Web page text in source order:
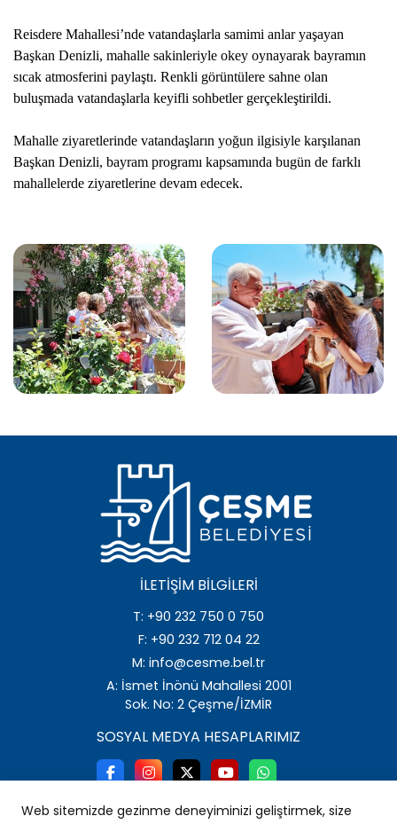
Web sitemizde gezinme deneyiminizi geliştirmek, size
Reisdere Mahallesi’nde vatandaşlarla samimi anlar yaşayan
Başkan Denizli, mahalle sakinleriyle okey oynayarak bayramın
sıcak atmosferini paylaştı. Renkli görüntülere sahne olan
buluşmada vatandaşlarla keyifli sohbetler gerçekleştirildi.
Mahalle ziyaretlerinde vatandaşların yoğun ilgisiyle karşılanan
Başkan Denizli, bayram programı kapsamında bugün de farklı
mahallelerde ziyaretlerine devam edecek.
İLETIŞIM BILGILERI
T: +90 232 750 0 750
F: +90 232 712 04 22
M: info@cesme.bel.tr
A: İsmet İnönü Mahallesi 2001
Sok. No: 2 Çeşme/İZMİR
SOSYAL MEDYA HESAPLARIMIZ